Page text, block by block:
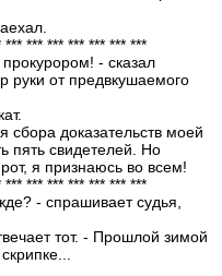
*** *** *** *** *** ***
- сказал
руки от предвкушаемого
сбора доказательств моей
пять свидетелей. Но
я признаюсь во всем!
*** *** *** *** *** ***
- спрашивает судья,
тот. - Прошлой зимой